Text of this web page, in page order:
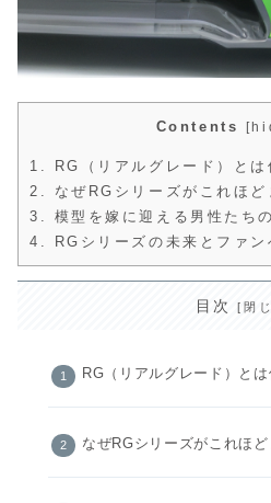
Contents [
1.
RG（リアルグレード）とは
2.
なぜRGシリーズがこれほど
3.
模型を嫁に迎える男性たち
4.
RGシリーズの未来とファン
目次
RG（リアルグレード）とは
なぜRGシリーズがこれほ